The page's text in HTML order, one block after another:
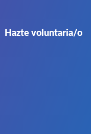
Hazte voluntaria/o